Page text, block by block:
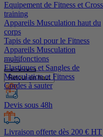
Equipement de Fitness et Cross
training
Appareils Musculation haut du
corps
Tapis de sol pour le Fitness
Appareils Musculation
multifonctions
Elastiques et Sangles de
Musculation et Fitness
Cordes à sauter
Retour en haut
Devis sous 48h
Livraison offerte dès 200 € HT